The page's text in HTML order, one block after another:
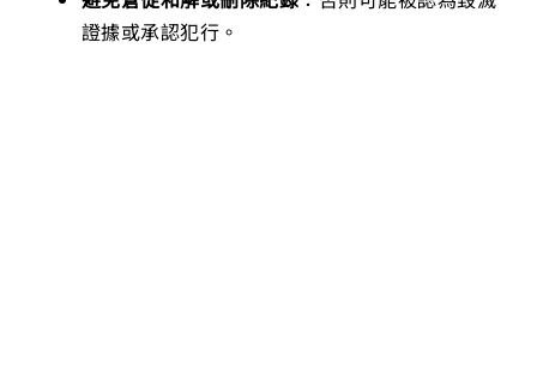
證據或承認犯行。